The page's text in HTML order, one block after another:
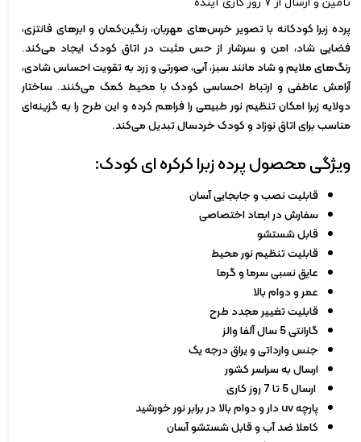
پرده زبرا کودکانه با تصویر خرس‌های مهربان، رنگین‌کمان و ابرهای فانتزی،
فضایی شاد، امن و سرشار از حس مثبت در اتاق کودک ایجاد می‌کند.
رنگ‌های ملایم و شاد مانند سبز، آبی، صورتی و زرد به تقویت احساس شادی،
آرامش عاطفی و ارتباط احساسی کودک با محیط کمک می‌کنند. ساختار
دو‌لایه زبرا امکان تنظیم نور طبیعی را فراهم کرده و این طرح را به گزینه‌ای
مناسب برای اتاق نوزاد و کودک خردسال تبدیل می‌کند.
ویژگی محصول پرده زبرا کرکره ای کودک:
قابلیت نصب و جابجایی آسان
سفارش در ابعاد اختصاصی
قابل شستشو
قابلیت تنظیم نور محیط
عایق نسبی سرما و گرما
عمر و دوام بالا
قابلیت تغییر مجدد طرح
گارانتی 5 سال آلفا والز
جنس وارداتی و یراق درجه یک
ارسال به سراسر کشور
ارسال 5 تا 7 روز کاری
پارچه uv دار و دوام بالا در برابر نور خورشید
کاملا ضد آب و قابل شستشو آسان